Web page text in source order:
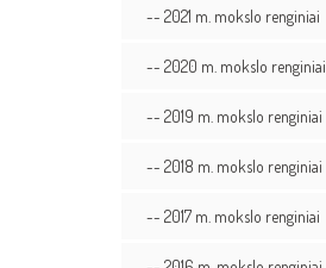
-- 2021 m. mokslo renginiai
-- 2020 m. mokslo renginiai
-- 2019 m. mokslo renginiai
-- 2018 m. mokslo renginiai
-- 2017 m. mokslo renginiai